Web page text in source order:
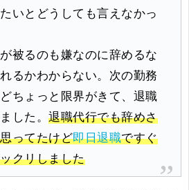
いとどうしても言えなかっ
被るのも嫌なのに辞めるな
るかわからない。次の勤務
ちょっと限界がきて、退職
した。退職代行でも辞めさ
ってたけど即日退職ですぐ
クリしました